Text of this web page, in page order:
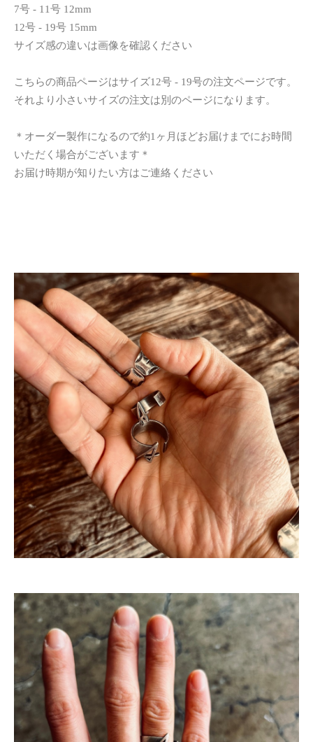
7号 - 11号 12mm
12号 - 19号 15mm
サイズ感の違いは画像を確認ください
こちらの商品ページはサイズ12号 - 19号の注文ページです。
それより小さいサイズの注文は別のページになります。
＊オーダー製作になるので約1ヶ月ほどお届けまでにお時間
いただく場合がございます＊
お届け時期が知りたい方はご連絡ください